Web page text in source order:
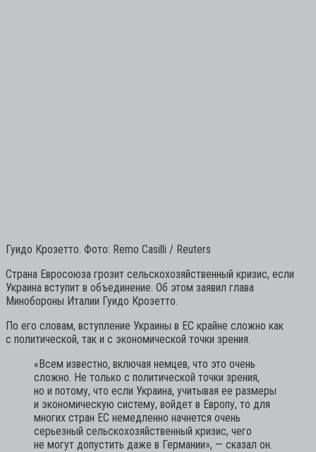
Гуидо Крозетто. Фото: Remo Casilli / Reuters
Страна Евросоюза грозит сельскохозяйственный кризис, если
Украина вступит в объединение. Об этом заявил глава
Минобороны Италии Гуидо Крозетто.
По его словам, вступление Украины в ЕС крайне сложно как
с политической, так и с экономической точки зрения.
«Всем известно, включая немцев, что это очень
сложно. Не только с политической точки зрения,
но и потому, что если Украина, учитывая ее размеры
и экономическую систему, войдет в Европу, то для
многих стран ЕС немедленно начнется очень
серьезный сельскохозяйственный кризис, чего
не могут допустить даже в Германии», — сказал он.